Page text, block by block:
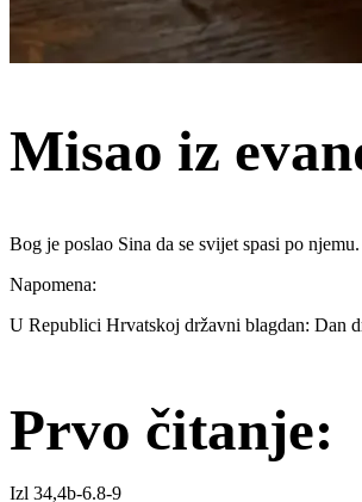
Misao iz
Bog je poslao Sina da se svijet spasi po njemu.
Napomena:
U Republici Hrvatskoj državni blagdan: Dan
Prvo čitanje:
Izl 34,4b-6.8-9